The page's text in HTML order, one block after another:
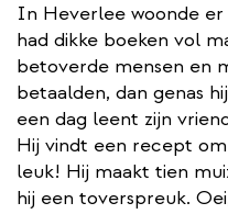
In Heverlee woonde
had dikke boeken vol
betoverde mensen en
betaalden, dan genas
een dag leent zijn
Hij vindt een recept
leuk! Hij maakt tien
hij een toverspreuk.